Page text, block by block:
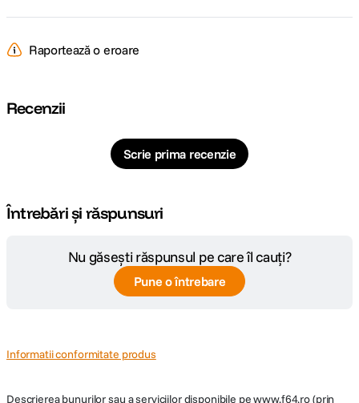
Raportează o eroare
Recenzii
Scrie prima recenzie
Întrebări și răspunsuri
Nu găsești răspunsul pe care îl cauți?
Pune o întrebare
Informatii conformitate produs
Descrierea bunurilor sau a serviciilor disponibile pewww.f64.ro(prin